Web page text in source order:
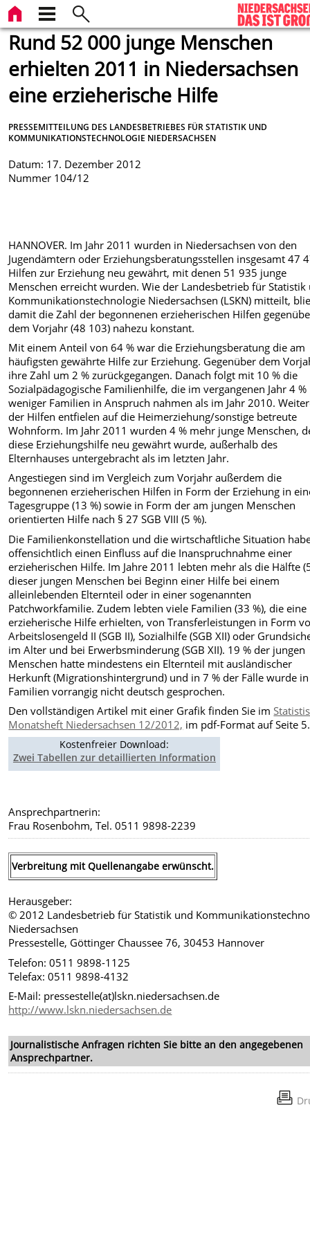
Rund 52 000 junge Menschen
erhielten 2011 in Niedersachsen
eine erzieherische Hilfe
PRESSEMITTEILUNG DES LANDESBETRIEBES FÜR STATISTIK UND
KOMMUNIKATIONSTECHNOLOGIE NIEDERSACHSEN
Datum: 17. Dezember 2012
Nummer 104/12
HANNOVER. Im Jahr 2011 wurden in Niedersachsen von den
Jugendämtern oder Erziehungsberatungsstellen insgesamt 47
Hilfen zur Erziehung neu gewährt, mit denen 51 935 junge
Menschen erreicht wurden. Wie der Landesbetrieb für Statistik
Kommunikationstechnologie Niedersachsen (LSKN) mitteilt,
damit die Zahl der begonnenen erzieherischen Hilfen
dem Vorjahr (48 103) nahezu konstant.
Mit einem Anteil von 64 % war die Erziehungsberatung die am
häufigsten gewährte Hilfe zur Erziehung. Gegenüber dem
ihre Zahl um 2 % zurückgegangen. Danach folgt mit 10 % die
Sozialpädagogische Familienhilfe, die im vergangenen Jahr 4 %
weniger Familien in Anspruch nahmen als im Jahr 2010.
der Hilfen entfielen auf die Heimerziehung/sonstige betreute
Wohnform. Im Jahr 2011 wurden 4 % mehr junge Menschen,
diese Erziehungshilfe neu gewährt wurde, außerhalb des
Elternhauses untergebracht als im letzten Jahr.
Angestiegen sind im Vergleich zum Vorjahr außerdem die
begonnenen erzieherischen Hilfen in Form der Erziehung in
Tagesgruppe (13 %) sowie in Form der am jungen Menschen
orientierten Hilfe nach § 27 SGB VIII (5 %).
Die Familienkonstellation und die wirtschaftliche Situation
offensichtlich einen Einfluss auf die Inanspruchnahme einer
erzieherischen Hilfe. Im Jahre 2011 lebten mehr als die Hälfte
dieser jungen Menschen bei Beginn einer Hilfe bei einem
alleinlebenden Elternteil oder in einer sogenannten
Patchworkfamilie. Zudem lebten viele Familien (33 %), die eine
erzieherische Hilfe erhielten, von Transferleistungen in Form
Arbeitslosengeld II (SGB II), Sozialhilfe (SGB XII) oder
im Alter und bei Erwerbsminderung (SGB XII). 19 % der jungen
Menschen hatte mindestens ein Elternteil mit ausländischer
Herkunft (Migrationshintergrund) und in 7 % der Fälle wurde
Familien vorrangig nicht deutsch gesprochen.
Den vollständigen Artikel mit einer Grafik finden Sie im
Monatsheft Niedersachsen 12/2012, im pdf-Format auf Seite 5.
Kostenfreier Download:
Zwei Tabellen zur detaillierten Information
Ansprechpartnerin:
Frau Rosenbohm, Tel. 0511 9898-2239
Verbreitung mit Quellenangabe erwünscht.
Herausgeber:
© 2012 Landesbetrieb für Statistik und
Niedersachsen
Pressestelle, Göttinger Chaussee 76, 30453 Hannover
Telefon: 0511 9898-1125
Telefax: 0511 9898-4132
E-Mail: pressestelle(at)lskn.niedersachsen.de
http://www.lskn.niedersachsen.de
Journalistische Anfragen richten Sie bitte an den angegebenen
Ansprechpartner.